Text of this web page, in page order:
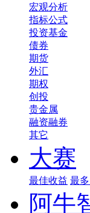
宏观分析
指标公式
投资基金
债券
期货
外汇
期权
创投
贵金属
融资融券
其它
大赛
最佳收益 最
阿牛